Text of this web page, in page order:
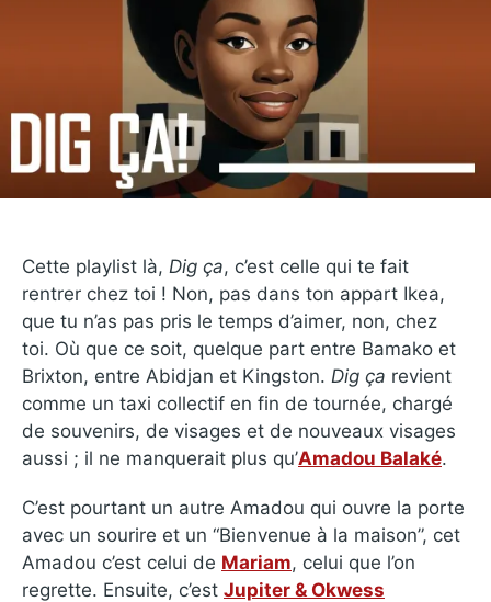
Cette playlist là, Dig ça, c’est celle qui te fait
rentrer chez toi ! Non, pas dans ton appart Ikea,
que tu n’as pas pris le temps d’aimer, non, chez
toi. Où que ce soit, quelque part entre Bamako et
Brixton, entre Abidjan et Kingston. Dig ça revient
comme un taxi collectif en fin de tournée, chargé
de souvenirs, de visages et de nouveaux visages
aussi ; il ne manquerait plus qu’Amadou Balaké.
C’est pourtant un autre Amadou qui ouvre la porte
avec un sourire et un “Bienvenue à la maison”, cet
Amadou c’est celui de Mariam, celui que l’on
regrette. Ensuite, c’est Jupiter & Okwess